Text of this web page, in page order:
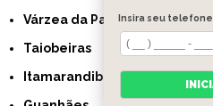
Várzea da Palma
Taiobeiras
Itamarandiba
Insira seu telefone